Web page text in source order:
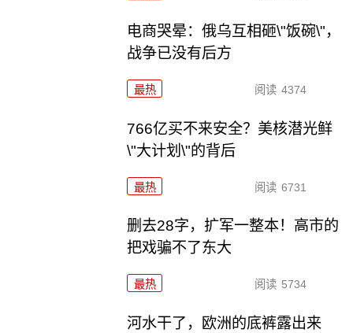
电商哭晕：俄乌互相砸\"饭碗\"，
战争已没有后方
最热 阅读 4374
766亿买不来安全？美核潜光鲜
\"大计划\"的背后
最热 阅读 6731
删去28字，扩军一整本！高市的
把戏骗不了东大
最热 阅读 5734
河水干了，欧洲的底裤露出来